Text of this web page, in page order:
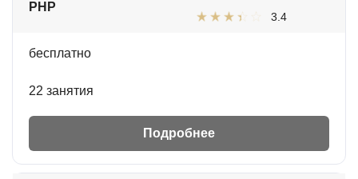
PHP
3.4
бесплатно
22 занятия
Подробнее